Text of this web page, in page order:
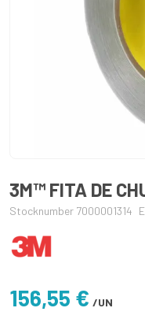
3M™ FITA DE
Stocknumber 7000001314
156,55 € /UN